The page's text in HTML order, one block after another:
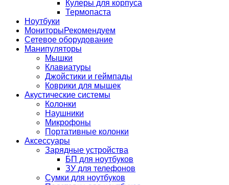
Кулеры для корпуса
Термопаста
Ноутбуки
МониторыРекомендуем
Сетевое оборудование
Манипуляторы
Мышки
Клавиатуры
Джойстики и геймпады
Коврики для мышек
Акустические системы
Колонки
Наушники
Микрофоны
Портативные колонки
Аксессуары
Зарядные устройства
БП для ноутбуков
ЗУ для телефонов
Сумки для ноутбуков